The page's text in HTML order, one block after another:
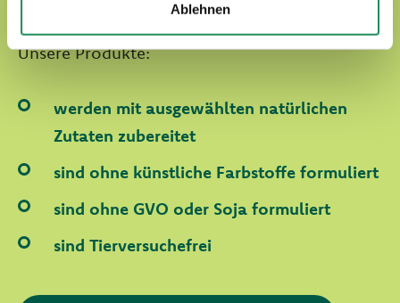
Ablehnen
Unsere Produkte:
werden mit ausgewählten natürlichen
Zutaten zubereitet
sind ohne künstliche Farbstoffe formuliert
sind ohne GVO oder Soja formuliert
sind Tierversuchefrei